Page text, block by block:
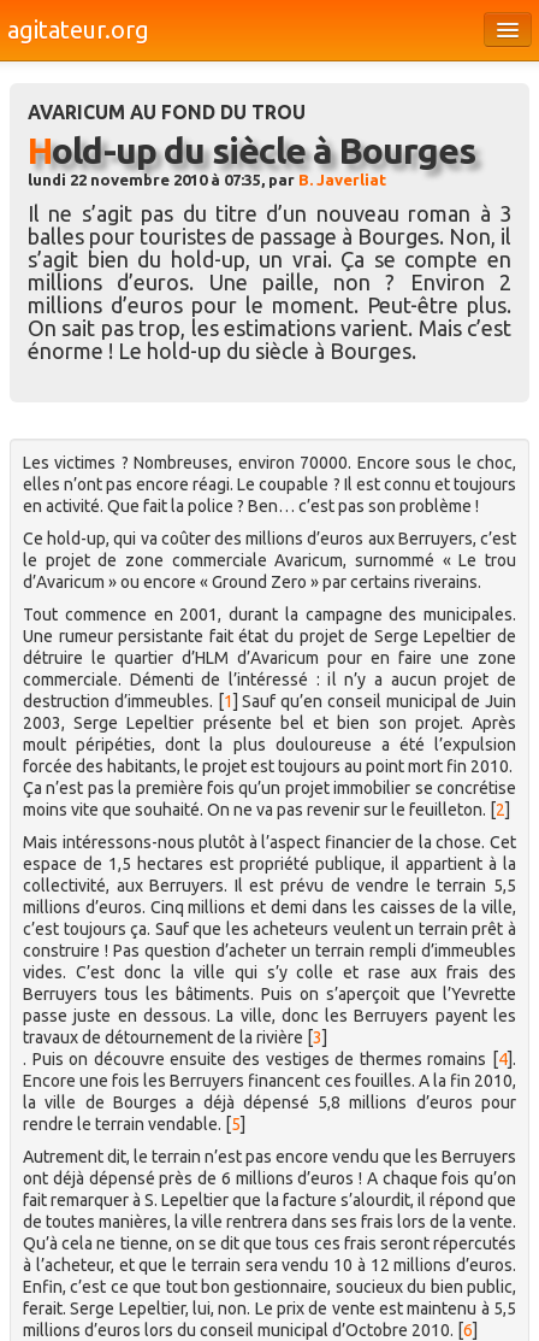
agitateur.org
Bourges & le Cher
Société
Culture
Médias
Dossiers
Brèves
AVARICUM AU FOND DU TROU
Hold-up du siècle à Bourges
lundi 22 novembre 2010 à 07:35, par B. Javerliat
Il ne s’agit pas du titre d’un nouveau roman à 3
balles pour touristes de passage à Bourges. Non, il
s’agit bien du hold-up, un vrai. Ça se compte en
millions d’euros. Une paille, non ? Environ 2
millions d’euros pour le moment. Peut-être plus.
On sait pas trop, les estimations varient. Mais c’est
énorme ! Le hold-up du siècle à Bourges.
Les victimes ? Nombreuses, environ 70000. Encore sous le choc,
elles n’ont pas encore réagi. Le coupable ? Il est connu et toujours
en activité. Que fait la police ? Ben… c’est pas son problème !
Ce hold-up, qui va coûter des millions d’euros aux Berruyers, c’est
le projet de zone commerciale Avaricum, surnommé « Le trou
d’Avaricum » ou encore « Ground Zero » par certains riverains.
Tout commence en 2001, durant la campagne des municipales.
Une rumeur persistante fait état du projet de Serge Lepeltier de
détruire le quartier d’HLM d’Avaricum pour en faire une zone
commerciale. Démenti de l’intéressé : il n’y a aucun projet de
destruction d’immeubles. [1] Sauf qu’en conseil municipal de Juin
2003, Serge Lepeltier présente bel et bien son projet. Après
moult péripéties, dont la plus douloureuse a été l’expulsion
forcée des habitants, le projet est toujours au point mort fin 2010.
Ça n’est pas la première fois qu’un projet immobilier se concrétise
moins vite que souhaité. On ne va pas revenir sur le feuilleton. [2]
Mais intéressons-nous plutôt à l’aspect financier de la chose. Cet
espace de 1,5 hectares est propriété publique, il appartient à la
collectivité, aux Berruyers. Il est prévu de vendre le terrain 5,5
millions d’euros. Cinq millions et demi dans les caisses de la ville,
c’est toujours ça. Sauf que les acheteurs veulent un terrain prêt à
construire ! Pas question d’acheter un terrain rempli d’immeubles
vides. C’est donc la ville qui s’y colle et rase aux frais des
Berruyers tous les bâtiments. Puis on s’aperçoit que l’Yevrette
passe juste en dessous. La ville, donc les Berruyers payent les
travaux de détournement de la rivière [3]
. Puis on découvre ensuite des vestiges de thermes romains [4].
Encore une fois les Berruyers financent ces fouilles. A la fin 2010,
la ville de Bourges a déjà dépensé 5,8 millions d’euros pour
rendre le terrain vendable. [5]
Autrement dit, le terrain n’est pas encore vendu que les Berruyers
ont déjà dépensé près de 6 millions d’euros ! A chaque fois qu’on
fait remarquer à S. Lepeltier que la facture s’alourdit, il répond que
de toutes manières, la ville rentrera dans ses frais lors de la vente.
Qu’à cela ne tienne, on se dit que tous ces frais seront répercutés
à l’acheteur, et que le terrain sera vendu 10 à 12 millions d’euros.
Enfin, c’est ce que tout bon gestionnaire, soucieux du bien public,
ferait. Serge Lepeltier, lui, non. Le prix de vente est maintenu à 5,5
millions d’euros lors du conseil municipal d’Octobre 2010. [6]